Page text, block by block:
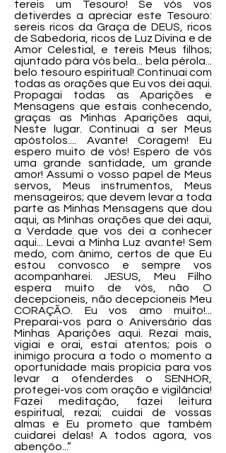
tereis um Tesouro! Se vós vos
detiverdes a apreciar este Tesouro:
sereis ricos da Graça de DEUS, ricos
de Sabedoria, ricos de Luz Divina e de
Amor Celestial, e tereis Meus filhos;
ajuntado pára vós bela... bela pérola...
belo tesouro espiritual! Continuai com
todas as orações que Eu vos dei aqui.
Propagai todas as Aparições e
Mensagens que estais conhecendo,
graças as Minhas Aparições aqui,
Neste lugar. Continuai a ser Meus
apóstolos.... Avante! Coragem! Eu
espero muito de vós! Espero de vós
uma grande santidade, um grande
amor! Assumi o vosso papel de Meus
servos, Meus instrumentos, Meus
mensageiros; que devem levar a toda
parte as Minhas Mensagens que dou
aqui, as Minhas orações que dei aqui,
a Verdade que vos dei a conhecer
aqui... Levai a Minha Luz avante! Sem
medo, com ânimo, certos de que Eu
estou convosco e sempre vos
acompanharei. JESUS, Meu Filho
espera muito de vós, não O
decepcioneis, não decepcioneis Meu
CORAÇÃO. Eu vos amo muito!...
Preparai-vos para o Aniversário das
Minhas Aparições aqui. Rezai mais,
vigiai e orai, estai atentos; pois o
inimigo procura a todo o momento a
oportunidade mais propícia para vos
levar a ofenderdes o SENHOR,
protegei-vos com oração e vigilância!
Fazei meditação, fazei leitura
espiritual, rezai; cuidai de vossas
almas e Eu prometo que também
cuidarei delas! A todos agora, vos
abençôo...”